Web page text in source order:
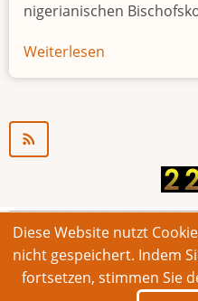
nigerianischen
Weiterlesen
© 2026 Bonner
Footer
Impressum Kontakt
Diese Website nutzt
nicht gespeichert. Indem
fortsetzen, stimmen Sie